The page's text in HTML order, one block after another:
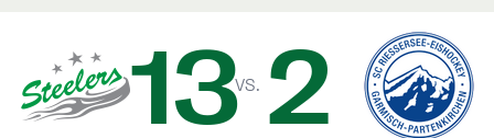
13vs. 2